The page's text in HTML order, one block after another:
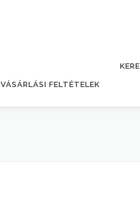
VÁSÁRLÁSI FELTÉTELEK